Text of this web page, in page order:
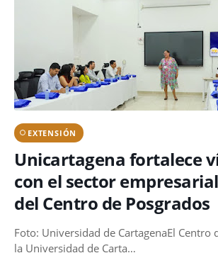
EXTENSIÓN
Unicartagena fortalece
con el sector
del Centro de Posgrados
Foto: Universidad de CartagenaEl Centro
la Universidad de Carta…